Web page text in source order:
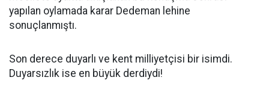
yapılan oylamada karar Dedeman lehine
sonuçlanmıştı.
Son derece duyarlı ve kent milliyetçisi bir isimdi.
Duyarsızlık ise en büyük derdiydi!